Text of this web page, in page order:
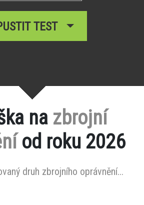
TEST
na zbrojní
od roku 2026
druh zbrojního oprávnění...